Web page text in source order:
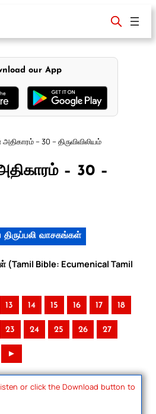
our App
– 30 – திருவிவிலியம்
– 30 –
வாசகங்கள்
Bible: Ecumenical Tamil
13 14 15 16 17 18
23 24 25 26 27
►
or click the Download button to